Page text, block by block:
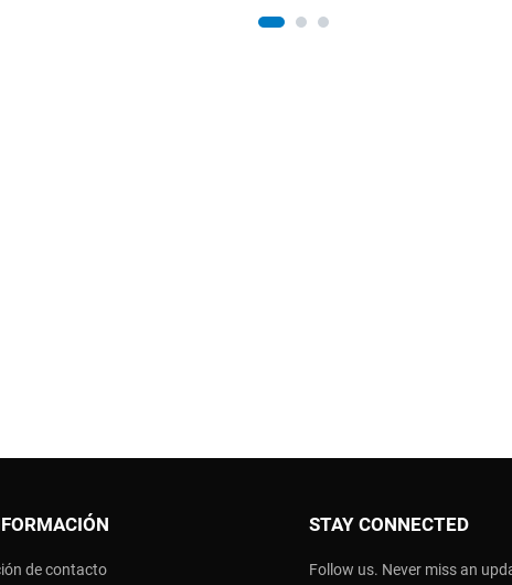
de contacto
STAY CONNECTED
Follow us. Never miss an